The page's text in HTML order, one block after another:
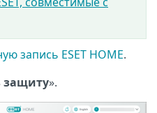
запись ESET HOME.
защиту».